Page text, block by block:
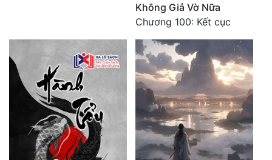
Không Giả Vờ Nữa
Chương 100: Kết cục